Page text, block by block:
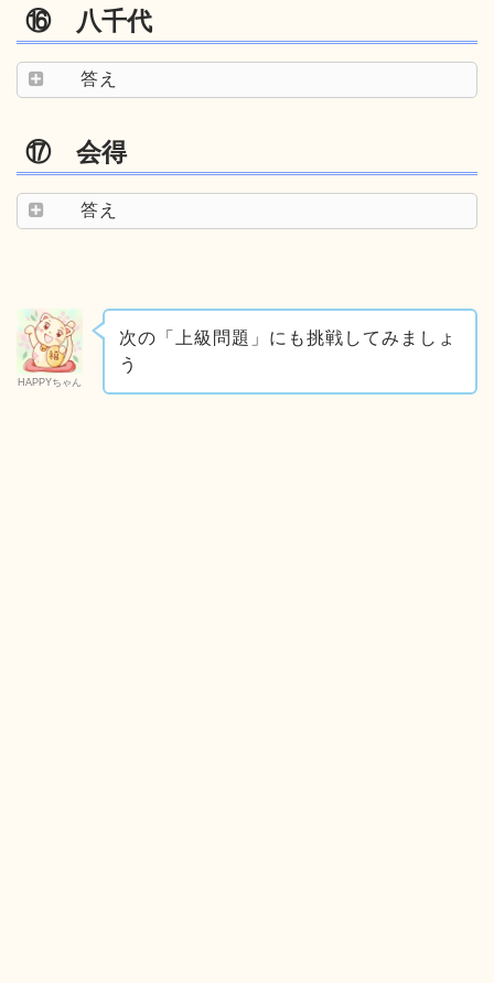
⑯ 八千代
答え
⑰ 会得
答え
HAPPYちゃん
次の「上級問題」にも挑戦してみましょ
う